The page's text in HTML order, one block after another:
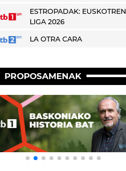
ESTROPADAK: EUSKOTREN
LIGA 2026
LA OTRA CARA
PROPOSAMENAK